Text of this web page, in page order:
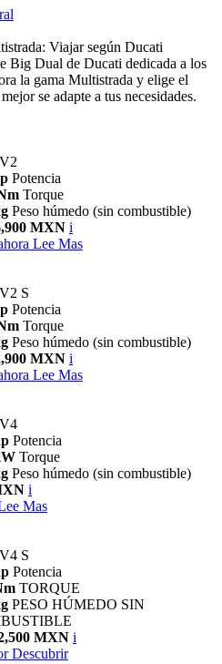
Viajar según Ducati
Big Dual de Ducati dedicada a los
la gama Multistrada y elige el
se adapte a tus necesidades.
Potencia
Torque
Peso húmedo (sin combustible)
MXN i
Lee Mas
S
Potencia
Torque
Peso húmedo (sin combustible)
MXN i
Lee Mas
Potencia
Torque
Peso húmedo (sin combustible)
i
Mas
S
Potencia
TORQUE
PESO HÚMEDO SIN
MXN i
Descubrir